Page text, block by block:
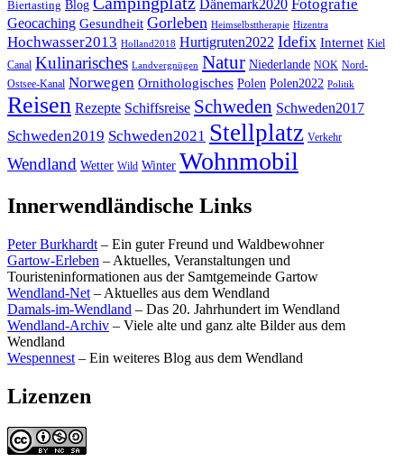
Biertasting Blog Dänemark2020 Fotografie
Geocaching Gesundheit Gorleben Heimselbsttherapie Hizentra
Hochwasser2013 Holland2018 Hurtigruten2022 Idefix Internet Kiel
Canal Kulinarisches Landvergnügen Natur Niederlande NOK Nord-
Ostsee-Kanal Norwegen Ornithologisches Polen Polen2022 Politik
Reisen Rezepte Schiffsreise Schweden Schweden2017
Schweden2019 Schweden2021 Stellplatz Verkehr
Wendland Wetter Wild Winter Wohnmobil
Innerwendländische Links
Peter Burkhardt – Ein guter Freund und Waldbewohner
Gartow-Erleben – Aktuelles, Veranstaltungen und
Touristeninformationen aus der Samtgemeinde Gartow
Wendland-Net – Aktuelles aus dem Wendland
Damals-im-Wendland – Das 20. Jahrhundert im Wendland
Wendland-Archiv – Viele alte und ganz alte Bilder aus dem
Wendland
Wespennest – Ein weiteres Blog aus dem Wendland
Lizenzen